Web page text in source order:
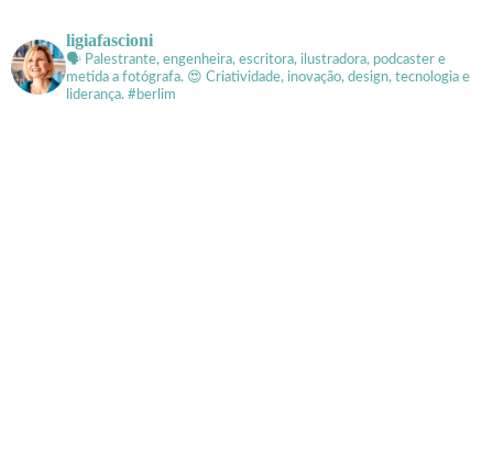
ligiafascioni
🗣 Palestrante, engenheira, escritora, ilustradora, podcaster e
metida a fotógrafa. 😍 Criatividade, inovação, design, tecnologia e
liderança. #berlim